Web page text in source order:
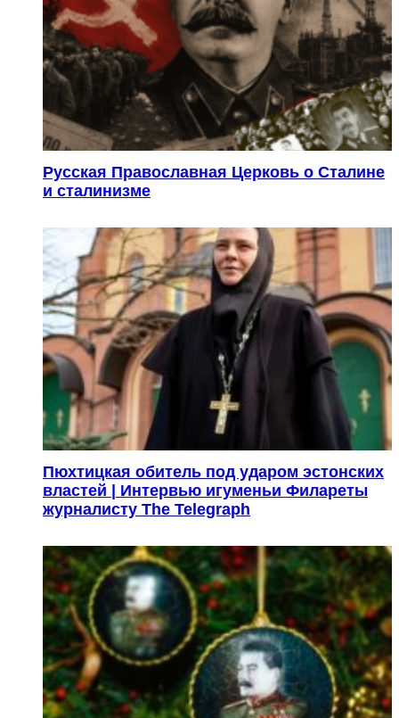
Русская Православная Церковь о Сталине
и сталинизме
Пюхтицкая обитель под ударом эстонских
властей | Интервью игуменьи Филареты
журналисту The Telegraph